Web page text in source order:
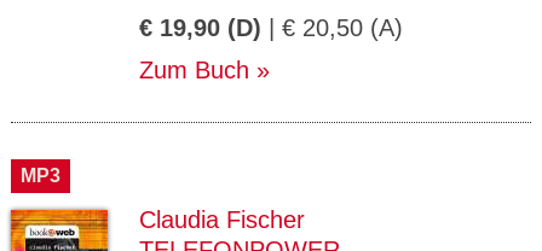
€ 19,90 (D) | € 20,50 (A)
Zum Buch
MP3
Claudia Fischer